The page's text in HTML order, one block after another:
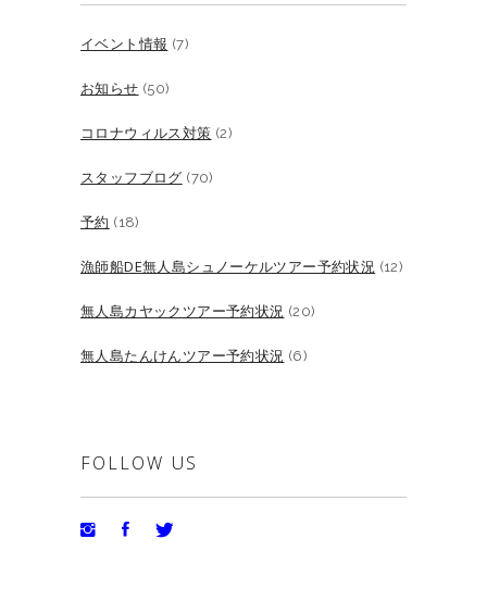
イベント情報 (7)
お知らせ (50)
コロナウィルス対策 (2)
スタッフブログ (70)
予約 (18)
漁師船DE無人島シュノーケルツアー予約状況 (12)
無人島カヤックツアー予約状況 (20)
無人島たんけんツアー予約状況 (6)
FOLLOW US